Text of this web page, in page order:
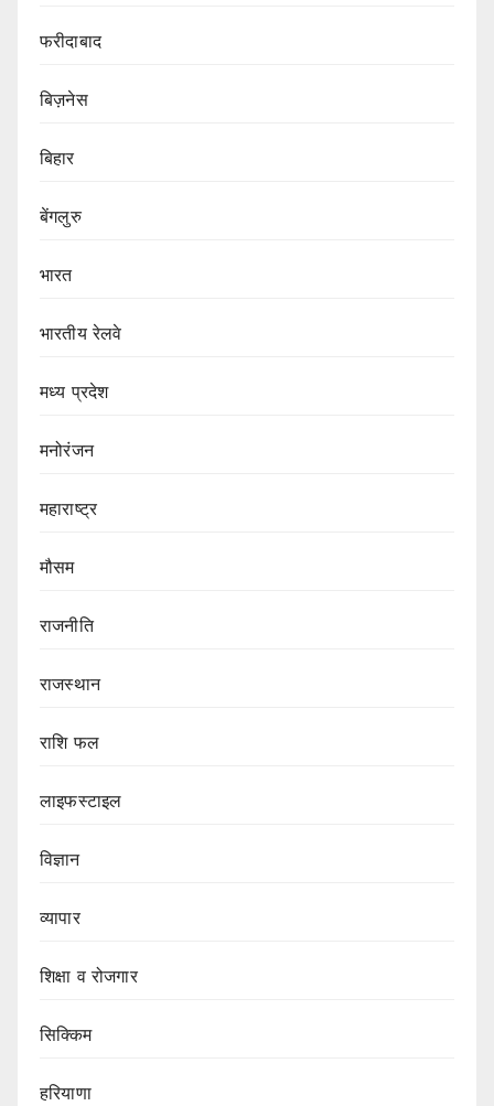
फरीदाबाद
बिज़नेस
बिहार
बेंगलुरु
भारत
भारतीय रेलवे
मध्य प्रदेश
मनोरंजन
महाराष्ट्र
मौसम
राजनीति
राजस्थान
राशि फल
लाइफस्टाइल
विज्ञान
व्यापार
शिक्षा व रोजगार
सिक्किम
हरियाणा